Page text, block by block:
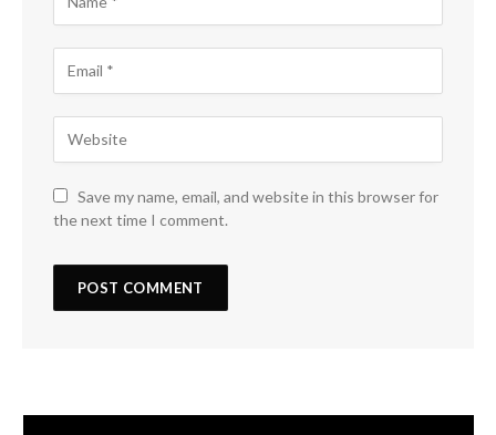
Save my name, email, and website in this browser for
the next time I comment.